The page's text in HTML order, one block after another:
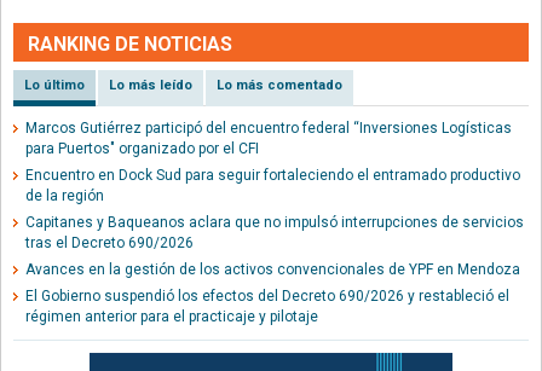
RANKING DE NOTICIAS
Lo último Lo más leído Lo más comentado
Marcos Gutiérrez participó del encuentro federal “Inversiones Logísticas
para Puertos" organizado por el CFI
Encuentro en Dock Sud para seguir fortaleciendo el entramado productivo
de la región
Capitanes y Baqueanos aclara que no impulsó interrupciones de servicios
tras el Decreto 690/2026
Avances en la gestión de los activos convencionales de YPF en Mendoza
El Gobierno suspendió los efectos del Decreto 690/2026 y restableció el
régimen anterior para el practicaje y pilotaje